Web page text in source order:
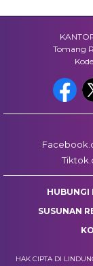
Tomang
HUBUNGI
SUSUNAN
HAK CIPTA DI